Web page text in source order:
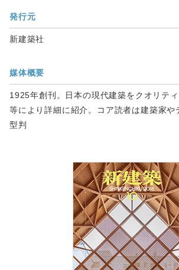
発行元
新建築社
媒体概要
1925年創刊。日本の現代建築をクオリテ
等により詳細に紹介。コア読者は建築家や
型判